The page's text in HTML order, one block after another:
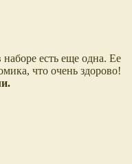
наборе есть еще одна. Ее
что очень здорово!